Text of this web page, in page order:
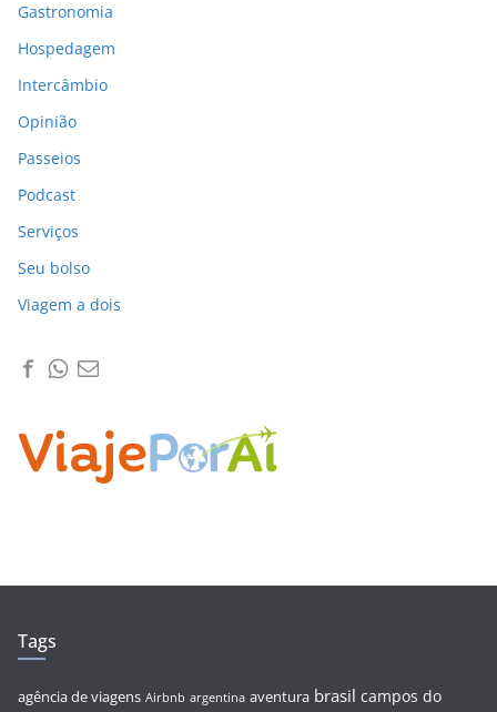
Gastronomia
Hospedagem
Intercâmbio
Opinião
Passeios
Podcast
Serviços
Seu bolso
Viagem a dois
Tags
agência de viagens Airbnb argentina aventura brasil campos do